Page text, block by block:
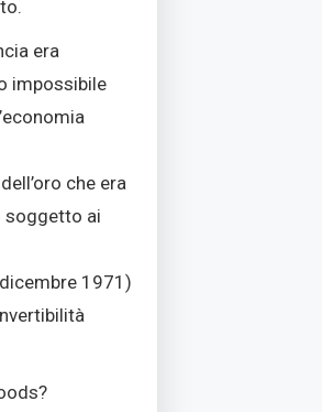
era
impossibile
che era
soggetto ai
1971)